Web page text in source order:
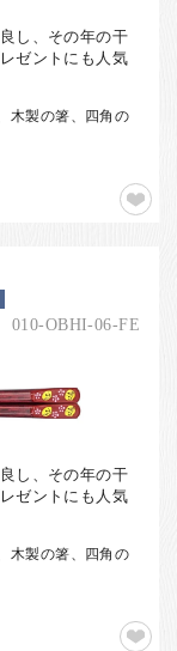
し、その年の干
ゼントにも人気
木製の箸、四角の
010-OBHI-06-FE
し、その年の干
ゼントにも人気
木製の箸、四角の